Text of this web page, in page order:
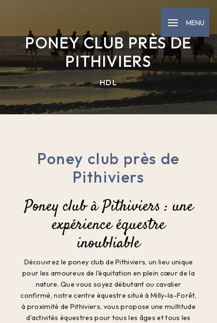
MENU
PONEY CLUB PRÈS DE
PITHIVIERS
HDL
Poney club près de
Pithiviers
Poney club à Pithiviers : une
expérience équestre
inoubliable
Découvrez le poney club de Pithiviers, un lieu unique
pour les amoureux de l'équitation en plein cœur de la
nature. Que vous soyez débutant ou cavalier
confirmé, notre centre équestre situé à Milly-la-Forêt,
à proximité de Pithiviers, vous propose une multitude
d'activités équestres pour tous les âges et tous les